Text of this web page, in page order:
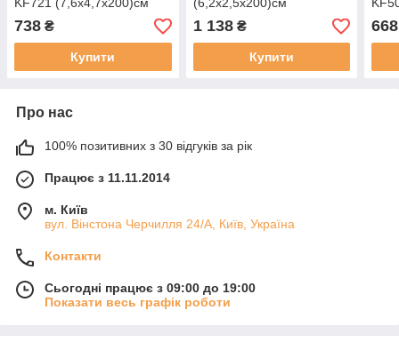
738 ₴
Купити
1 138₴
Купити
668
Про нас
100% позитивних з 30 відгуків за рік
Працює з 11.11.2014
м. Київ
вул. Вінстона Черчилля 24/А, Київ, Україна
Контакти
Сьогодні працює з 09:00 до 19:00
Показати весь графік роботи